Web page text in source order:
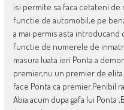
isi permite sa faca cetateni de
functie de automobil,e pe
a mai permis asta
functie de numerele de
masura luata ieri Ponta a
premier,nu un premier de
face Ponta ca premier.Penibil
Abia acum dupa gafa lui Ponta